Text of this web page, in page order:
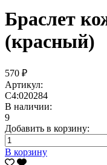
Браслет
(красный)
570 ₽
Артикул:
С4:020284
В наличии:
9
Добавить в корзину:
В корзину